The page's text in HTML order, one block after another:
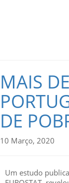
MAIS
DE
10 Março, 2020
Um estudo